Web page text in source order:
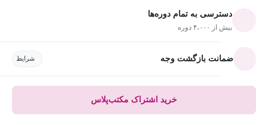
دسترسی به تمام دوره‌ها
بیش از ۴،۰۰۰ دوره
ضمانت بازگشت وجه شرایط
خرید اشتراک مکتب‌پلاس